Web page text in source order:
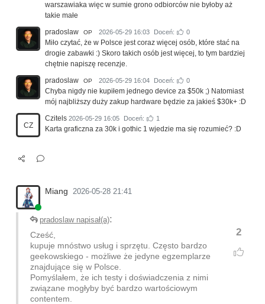
warszawiaka więc w sumie grono odbiorców nie byłoby aż
takie małe
pradoslaw
OP 2026-05-29 16:03 Doceń: 0
Miło czytać, że w Polsce jest coraz więcej osób, które stać na
drogie zabawki :) Skoro takich osób jest więcej, to tym bardziej
chętnie napiszę recenzje.
pradoslaw
OP 2026-05-29 16:04 Doceń: 0
Chyba nigdy nie kupiłem jednego device za $50k ;) Natomiast
mój najbliższy duży zakup hardware będzie za jakieś $30k+ :D
CZ
Czitels 2026-05-29 16:05 Doceń: 1
Karta graficzna za 30k i gothic 1 wjedzie ma się rozumieć? :D
Miang 2026-05-28 21:41
2
pradoslaw napisał(a):
Cześć,
kupuje mnóstwo usług i sprzętu. Często bardzo
geekowskiego - możliwe że jedyne egzemplarze
znajdujące się w Polsce.
Pomyślałem, że ich testy i doświadczenia z nimi
związane mogłyby być bardzo wartościowym
contentem.